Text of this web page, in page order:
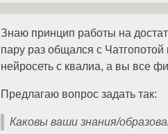
Знаю принцип работы на
пару раз общался с
нейросеть с квалиа, а вы все
Предлагаю вопрос задать так:
Каковы ваши знания/